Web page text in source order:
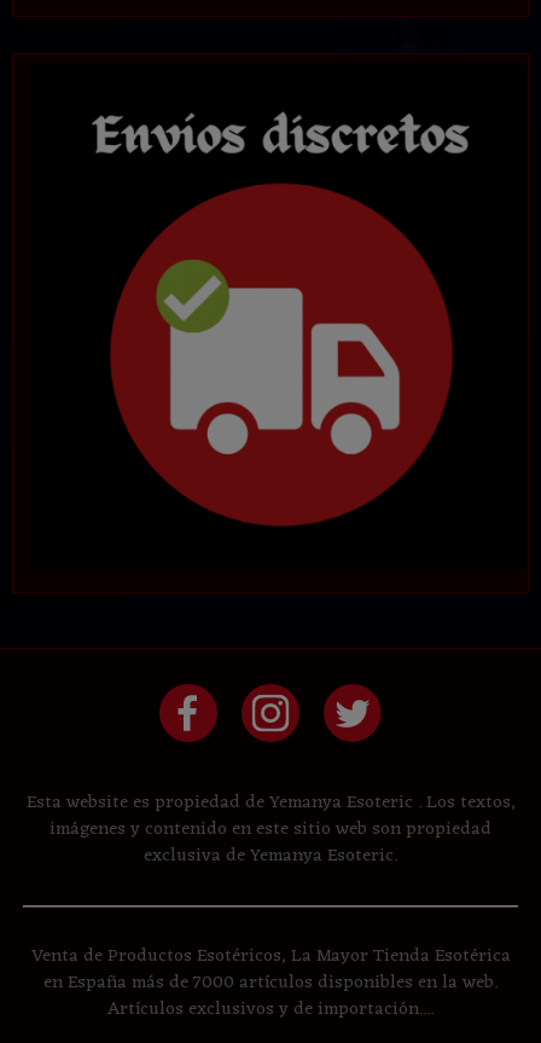
Esta website es propiedad de Yemanya Esoteric . Los textos,
imágenes y contenido en este sitio web son propiedad
exclusiva de Yemanya Esoteric.
Venta de Productos Esotéricos, La Mayor Tienda Esotérica
en España más de 7000 artículos disponibles en la web.
Artículos exclusivos y de importación....